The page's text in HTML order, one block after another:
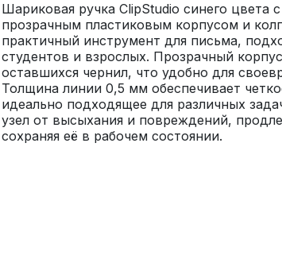
Шариковая ручка ClipStudio синего цвета
прозрачным пластиковым корпусом и
практичный инструмент для письма,
студентов и взрослых. Прозрачный
оставшихся чернил, что удобно для
Толщина линии 0,5 мм обеспечивает
идеально подходящее для различных
узел от высыхания и повреждений,
сохраняя её в рабочем состоянии.